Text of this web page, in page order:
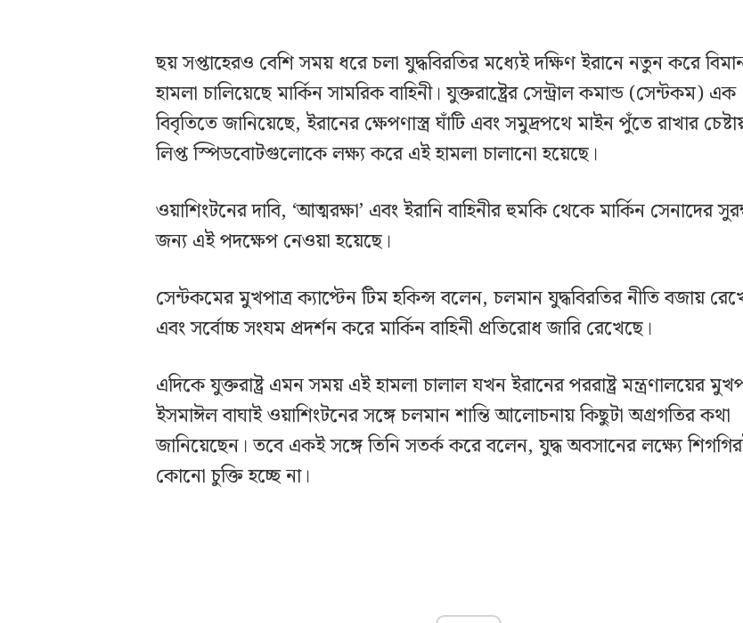
ছয় সপ্তাহেরও বেশি সময় ধরে চলা যুদ্ধবিরতির মধ্যেই দক্ষিণ ইরানে নতুন করে
হামলা চালিয়েছে মার্কিন সামরিক বাহিনী। যুক্তরাষ্ট্রের সেন্ট্রাল কমান্ড (সেন্টকম) এক
বিবৃতিতে জানিয়েছে, ইরানের ক্ষেপণাস্ত্র ঘাঁটি এবং সমুদ্রপথে মাইন পুঁতে রাখার
লিপ্ত স্পিডবোটগুলোকে লক্ষ্য করে এই হামলা চালানো হয়েছে।
ওয়াশিংটনের দাবি, ‘আত্মরক্ষা’ এবং ইরানি বাহিনীর হুমকি থেকে মার্কিন সেনাদের
জন্য এই পদক্ষেপ নেওয়া হয়েছে।
সেন্টকমের মুখপাত্র ক্যাপ্টেন টিম হকিন্স বলেন, চলমান যুদ্ধবিরতির নীতি বজায়
এবং সর্বোচ্চ সংযম প্রদর্শন করে মার্কিন বাহিনী প্রতিরোধ জারি রেখেছে।
এদিকে যুক্তরাষ্ট্র এমন সময় এই হামলা চালাল যখন ইরানের পররাষ্ট্র মন্ত্রণালয়ের
ইসমাঈল বাঘাই ওয়াশিংটনের সঙ্গে চলমান শান্তি আলোচনায় কিছুটা অগ্রগতির কথা
জানিয়েছেন। তবে একই সঙ্গে তিনি সতর্ক করে বলেন, যুদ্ধ অবসানের লক্ষ্যে
কোনো চুক্তি হচ্ছে না।